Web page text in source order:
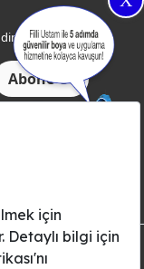
Sanayi A.Ş.'nin
duyuru, hizmetler ve
şahsıma